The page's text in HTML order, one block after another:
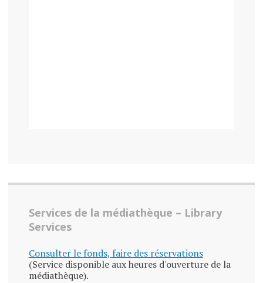
Services de la médiathèque – Library
Services
Consulter le fonds, faire des réservations
(Service disponible aux heures d'ouverture de la
médiathèque).